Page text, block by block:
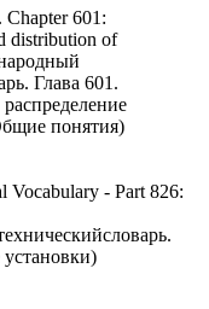
Chapter 601:
distribution of
Глава 601.
понятия)
Vocabulary - Part 826: